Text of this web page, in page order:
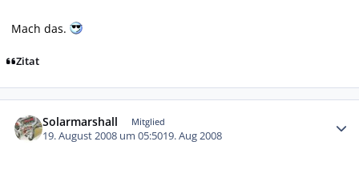
Mach das.
Zitat
Solarmarshall Mitglied
19. August 2008 um 05:5019. Aug 2008